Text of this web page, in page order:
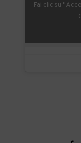
Fai clic su